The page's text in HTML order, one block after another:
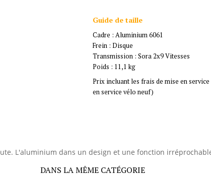
Guide de taille
Cadre : Aluminium 6061
Frein : Disque
Transmission : Sora 2x9 Vitesses
Poids : 11,1 kg
Prix incluant les frais de mise en
en service vélo neuf)
L'aluminium dans un design et une fonction
DANS LA MÊME CATÉGORIE